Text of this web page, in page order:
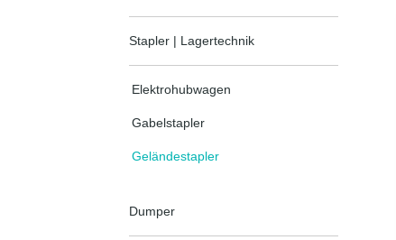
Stapler | Lagertechnik
Elektrohubwagen
Gabelstapler
Geländestapler
Dumper